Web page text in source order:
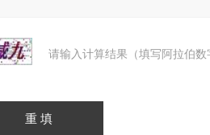
请输入计算结果（填写阿拉伯